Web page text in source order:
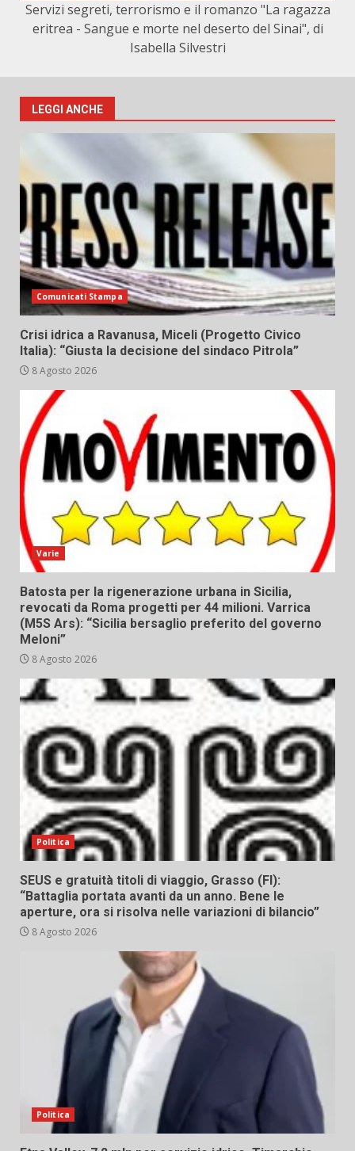
Servizi segreti, terrorismo e il romanzo "La ragazza
eritrea - Sangue e morte nel deserto del Sinai", di
Isabella Silvestri
LEGGI ANCHE
Comunicati Stampa
Crisi idrica a Ravanusa, Miceli (Progetto Civico
Italia): “Giusta la decisione del sindaco Pitrola”
8 Agosto 2026
Varie
Batosta per la rigenerazione urbana in Sicilia,
revocati da Roma progetti per 44 milioni. Varrica
(M5S Ars): “Sicilia bersaglio preferito del governo
Meloni”
8 Agosto 2026
Politica
SEUS e gratuità titoli di viaggio, Grasso (FI):
“Battaglia portata avanti da un anno. Bene le
aperture, ora si risolva nelle variazioni di bilancio”
8 Agosto 2026
Politica